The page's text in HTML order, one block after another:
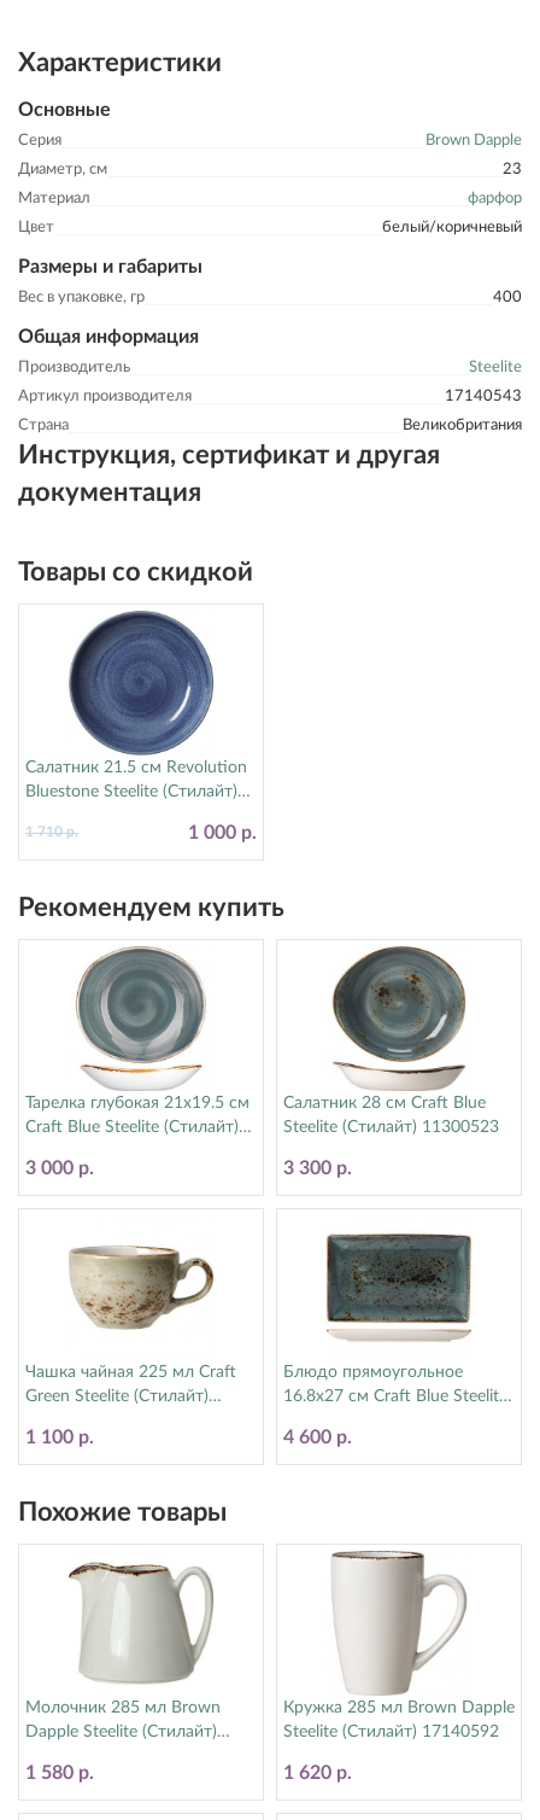
Характеристики
Основные
Серия
Brown Dapple
Диаметр, см
23
Материал
фарфор
Цвет
белый/коричневый
Размеры и габариты
Вес в упаковке, гр 400
Общая информация
Производитель
Steelite
Артикул производителя
17140543
Страна
Великобритания
Инструкция, сертификат и другая
документация
Товары со скидкой
Салатник 21.5 см Revolution
Bluestone Steelite (Стилайт)
1 000 р.
1 710 р.
Рекомендуем купить
Тарелка глубокая 21х19.5 см
Craft Blue Steelite (Стилайт)
3 000 р.
Салатник 28 см Craft Blue
Steelite (Стилайт) 11300523
3 300 р.
Чашка чайная 225 мл Craft
Green Steelite (Стилайт)
1 100 р.
Блюдо прямоугольное
16.8х27 см Craft Blue Steelite
4 600 р.
Похожие товары
Молочник 285 мл Brown
Dapple Steelite (Стилайт)
1 580 р.
Кружка 285 мл Brown Dapple
Steelite (Стилайт) 17140592
1 620 р.